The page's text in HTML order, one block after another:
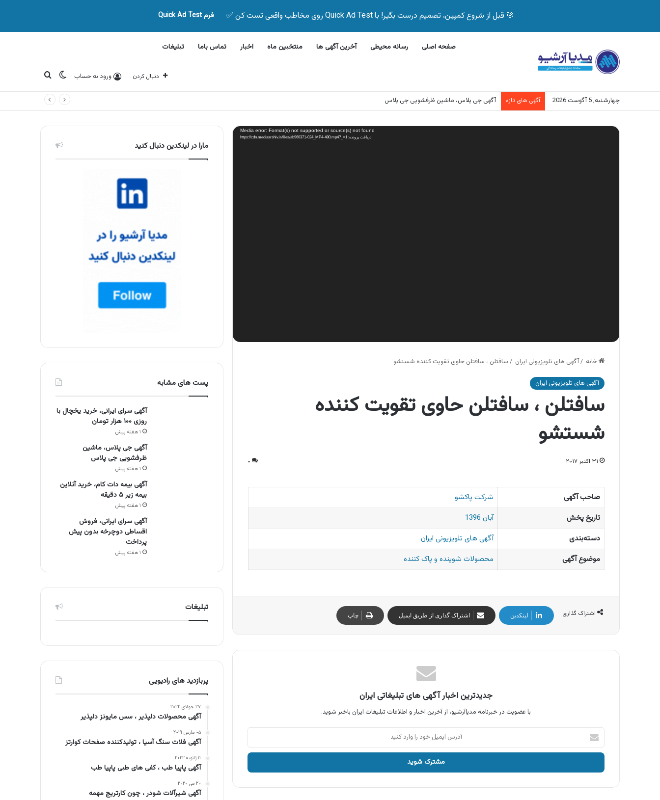
🎯 قبل از شروع کمپین، تصمیم درست بگیر! با Quick Ad Test روی مخاطب واقعی تست کن ✅ فرم Quick Ad Test
صفحه اصلی رسانه محیطی آخرین آگهی ها منتخبین ماه اخبار تماس باما تبلیغات
دنبال کردن ورود به حساب تغییر پوسته
جستجو برای
چهارشنبه, 5 آگوست 2026 آگهی های تازه آگهی جی پلاس، ماشین ظرفشویی جی پلاس
نمایشگر
ویدیو Media error: Format(s) not supported or source(s) not found
دریافت پرونده: https://cdn.mediaarshiv.ir/files/ab960371-024_MP4-480.mp4?_=1
خانه /آگهی های تلویزیونی ایران / سافتلن ، سافتلن حاوی تقویت کننده شستشو
آگهی های تلویزیونی ایران
سافتلن ، سافتلن حاوی تقویت کننده
شستشو
۳۱ اکتبر ۲۰۱۷ ۰
صاحب آگهی
شرکت پاکشو
تاریخ پخش
آبان 1396
دسته‌بندی
آگهی های تلویزیونی ایران
موضوع آگهی
محصولات شوینده و پاک کننده
اشتراک گذاری لینکدین اشتراک گذاری از طریق ایمیل چاپ
جدیدترین اخبار آگهی های تبلیغاتی ایران
با عضویت در خبرنامه مدیاآرشیو، از آخرین اخبار و اطلاعات تبلیغات ایران باخبر شوید.
آدرس
ایمیل
خود
وارد
مارا در لینکدین دنبال کنید
پست های مشابه
آگهی سرای ایرانی، خرید یخچال با
روزی ۱۰۰ هزار تومان
۱ هفته پیش
آگهی جی پلاس، ماشین
ظرفشویی جی پلاس
۱ هفته پیش
آگهی بیمه دات کام، خرید آنلاین
بیمه زیر ۵ دقیقه
۱ هفته پیش
آگهی سرای ایرانی، فروش
اقساطی دوچرخه بدون پیش
پرداخت
۱ هفته پیش
تبلیغات
پربازدید های رادیویی
۲۷ جولای ۲۰۲۲
آگهی محصولات دلپذیر ، سس مایونز دلپذیر
۰۵ مارس ۲۰۱۹
آگهی فلات سنگ آسیا ، تولیدکننده صفحات کوارتز
۱۱ ژانویه ۲۰۲۲
آگهی پاپیا طب ، کفی های طبی پاپیا طب
۲۰ می ۲۰۲۰
آگهی شیرآلات شودر ، چون کارتریج مهمه